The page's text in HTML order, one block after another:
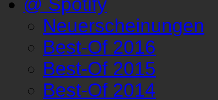
Neuerscheinungen
Best-Of 2016
Best-Of 2015
Best-Of 2014